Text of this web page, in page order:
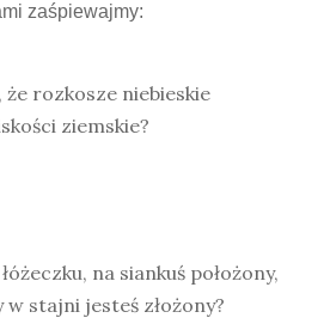
zaśpiewajmy:
rozkosze niebieskie
ziemskie?
na siankuś położony,
stajni jesteś złożony?